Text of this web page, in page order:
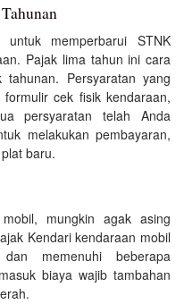
memperbarui STNK
Pajak lima tahun ini cara
Persyaratan yang
cek fisik kendaraan,
persyaratan telah Anda
melakukan pembayaran,
baru.
mungkin agak asing
Kendari kendaraan mobil
memenuhi beberapa
biaya wajib tambahan